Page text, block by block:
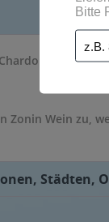
der
Zonin Wein zu,
Städten,